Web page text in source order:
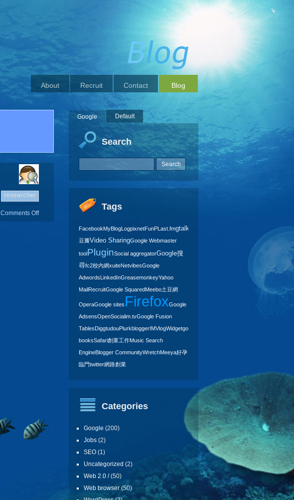
Blog
Contact
Recruit
About
researcher
Comments Off
Google Default
Search
Tags
FacebookMyBlogLogpixnetFunPLast.fmgtalk
豆瓣Video SharingGoogle Webmaster
toolPluginSocial aggregatorGoogle搜
尋fc2校內網xuiteNetvibesGoogle
AdwordsLinkedInGreasemonkeyYahoo
MailRecruitGoogle SquaredMeebo土豆網
OperaGoogle sites FirefoxGoogle
AdsensOpenSocialim.tvGoogle Fusion
TablesDiggtudouPlurkbloggerIMVlogWidgetgoogle
booksSafari創業工作Music Search
EngineBlogger CommunityWretchMeeya好孕
臨門twitter網路創業
Categories
Google (200)
Jobs (2)
SEO (1)
Uncategorized (2)
Web 2.0 /(50)
Web browser (50)